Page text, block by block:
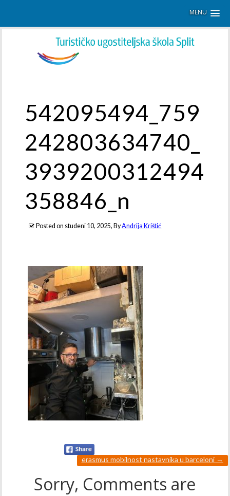
MENU
542095494_759
242803634740_
3939200312494
358846_n
Posted on studeni 10, 2025, ByAndrija Krištić
erasmus mobilnost nastavnika u barceloni →
Sorry, Comments are